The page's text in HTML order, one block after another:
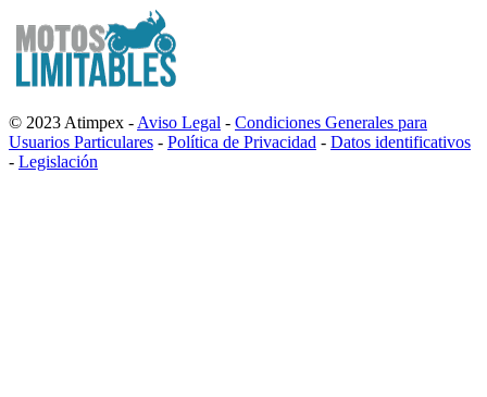
© 2023 Atimpex - Aviso Legal - Condiciones Generales para
Usuarios Particulares - Política de Privacidad - Datos identificativos
- Legislación